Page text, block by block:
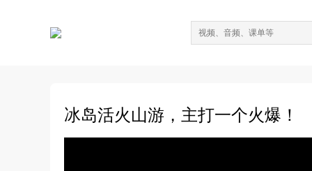
冰岛活火山游，主打一个火爆！